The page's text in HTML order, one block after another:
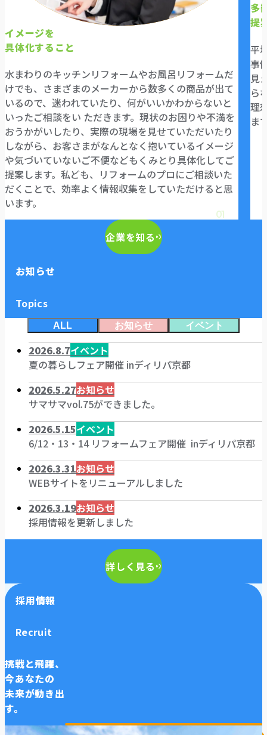
イメージを
具体化すること
水まわりのキッチンリフォームやお風呂リフォームだ
けでも、さまざまのメーカーから数多くの商品が出て
いるので、迷われていたり、何がいいかわからないと
いったご相談をい ただきます。現状のお困りや不満を
おうかがいしたり、実際の現場を見せていただいたり
しながら、お客さまがなんとなく抱いているイメージ
や気づいていないご不便などもくみとり具体化してご
提案します。私ども、リフォームのプロにご相談いた
だくことで、効率よく情報収集をしていただけると思
います。
01
多
提
平
事
見
ら
理
ま
企業を知る
お知らせ
Topics
ALL お知らせ イベント
2026.8.7イベント
夏の暮らしフェア開催 inディリパ京都
2026.5.27お知らせ
サマサマvol.75ができました。
2026.5.15イベント
6/12・13・14 リフォームフェア開催 inディリパ京都
2026.3.31お知らせ
WEBサイトをリニューアルしました
2026.3.19お知らせ
採用情報を更新しました
詳しく見る
採用情報
Recruit
挑戦と飛躍、
今あなたの
未来が動き出
す。